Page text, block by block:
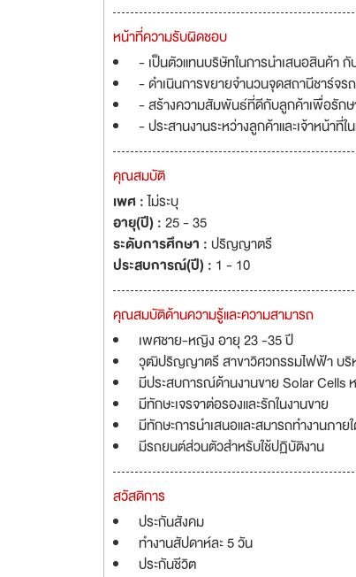
หน้าที่ความรับผิดชอบ
- เป็นตัวแทนบริษัทในการนำเสนอสินค้า
- ดำเนินการขยายจำนวนจุดสถานีชาร์จร
- สร้างความสัมพันธ์ที่ดีกับลูกค้าเพื่อรักษ
- ประสานงานระหว่างลูกค้าและเจ้าหน้า
คุณสมบัติ
เพศ :ไม่ระบุ
อายุ(ปี) :25 - 35
ระดับการศึกษา :ปริญญาตรี
ประสบการณ์(ปี) : 1 - 10
คุณสมบัติด้านความรู้และความสามารถ
เพศชาย-หญิง อายุ 23 -35 ปี
วุฒิปริญญาตรี สาขาวิศวกรรมไฟฟ้า บริ
มีประสบการณ์ด้านงานขาย Solar Cells
มีทักษะเจรจาต่อรองและรักในงานขาย
มีทักษะการนำเสนอและสมารถทำงานภา
มีรถยนต์ส่วนตัวสำหรับใช้ปฏิบัติงาน
สวัสดิการ
ประกันสังคม
ทำงานสัปดาห์ละ 5 วัน
ประกันชีวิต